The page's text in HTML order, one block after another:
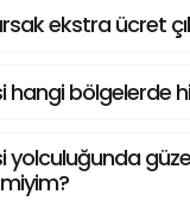
ekstra ücret
hangi bölgelerde
yolculuğunda